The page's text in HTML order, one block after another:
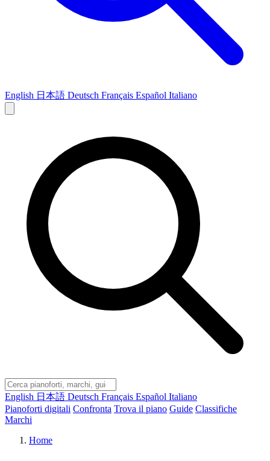
English 日本語 Deutsch Français Español Italiano
English 日本語 Deutsch Français Español Italiano
Pianoforti digitali Confronta Trova il piano Guide Classifiche
Marchi
Home